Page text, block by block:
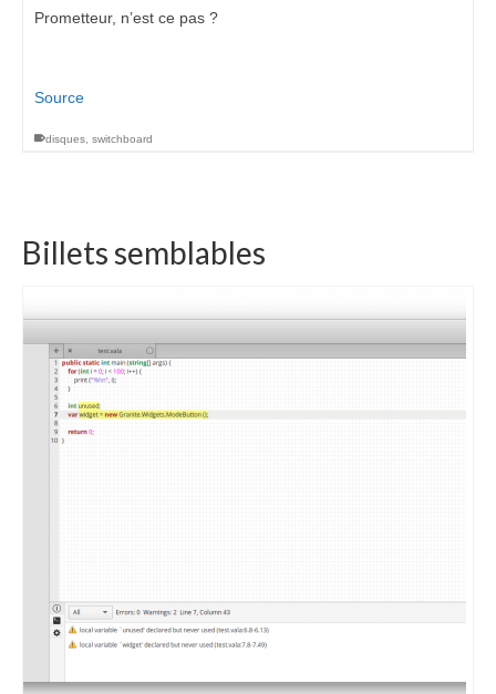
Prometteur, n’est ce pas ?
Source
disques, switchboard
Billets semblables